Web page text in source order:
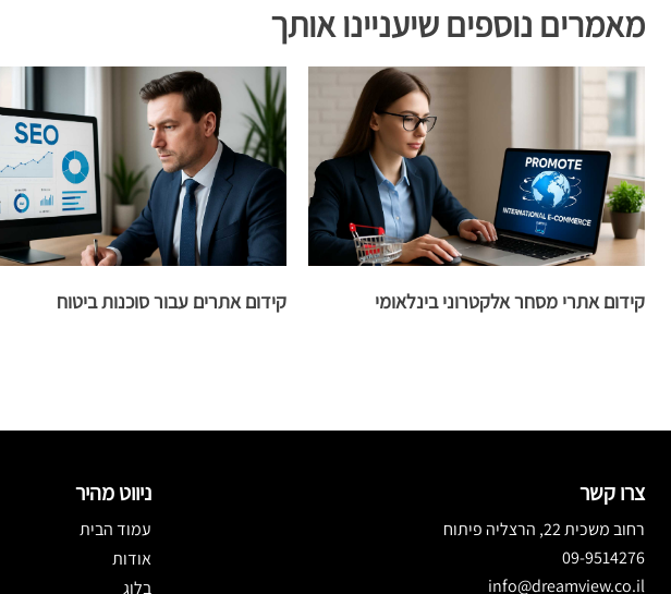
מאמרים נוספים שיעניינו אותך
קידום אתרי מסחר אלקטרוני בינלאומי קידום אתרים עבור סוכנות ביטוח
צרו קשר
רחוב משכית 22, הרצליה פיתוח
09-9514276
info@dreamview.co.il
ניווט מהיר
עמוד הבית
אודות
בלוג